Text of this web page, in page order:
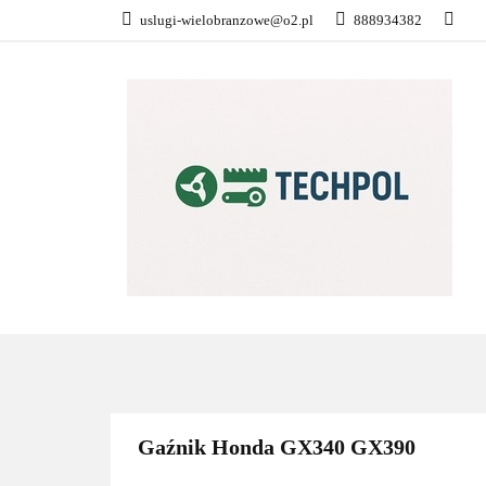
uslugi-wielobranzowe@o2.pl 888934382
Gaźnik Honda GX340 GX390